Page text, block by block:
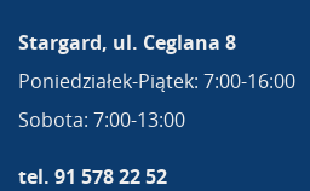
Stargard, ul. Ceglana 8
Poniedziałek-Piątek: 7:00-16:00
Sobota: 7:00-13:00
tel. 91 578 22 52